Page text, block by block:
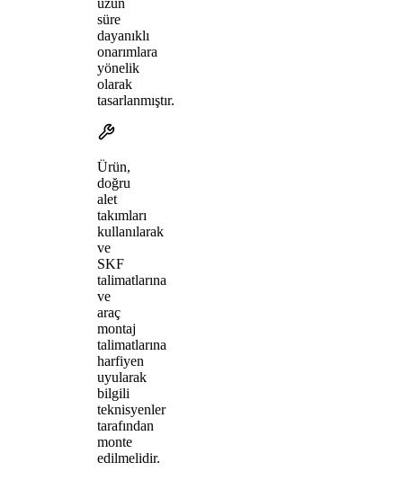
süre
dayanıklı
onarımlara
yönelik
olarak
tasarlanmıştır.
Ürün,
doğru
alet
takımları
kullanılarak
ve
SKF
talimatlarına
ve
araç
montaj
talimatlarına
harfiyen
uyularak
bilgili
teknisyenler
tarafından
monte
edilmelidir.